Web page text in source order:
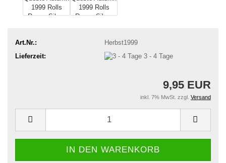
Art.Nr.:
Herbst1999
Lieferzeit:
3 - 4 Tage
9,95 EUR
inkl. 7% MwSt. zzgl. Versand